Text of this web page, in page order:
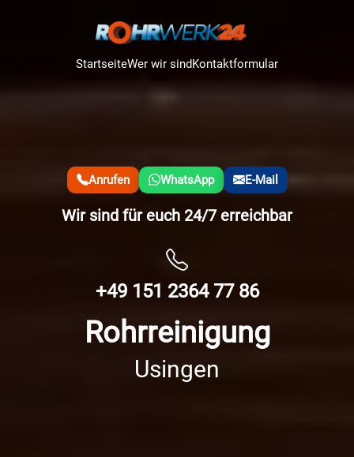
StartseiteWer wir sindKontaktformular
Anrufen WhatsApp E-Mail
Wir sind für euch 24/7 erreichbar
+49 151 2364 77 86
Rohrreinigung
Usingen